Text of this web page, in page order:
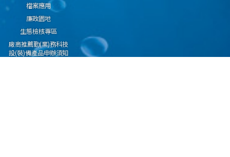
檔案應用
廉政園地
生態檢核專區
廠商推薦勤(業)務科技
設(裝)備產品申辦須知